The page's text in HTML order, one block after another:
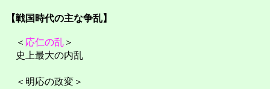
【戦国時代の主な争乱】
＜ 応仁の乱 ＞
史上最大の内乱
＜明応の政変＞